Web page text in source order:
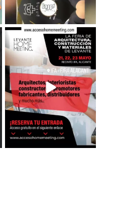
Estaremos en el LHM26, consigue
tu entrada ...
3 0